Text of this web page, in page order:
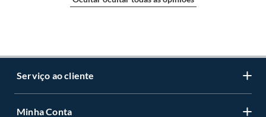
Serviço ao cliente
Centro de ajuda
Minha Conta